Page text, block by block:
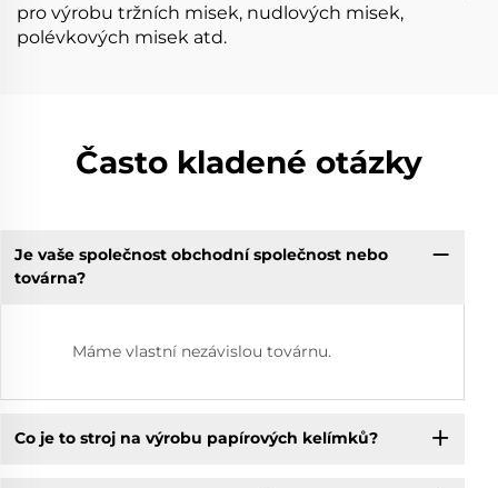
pro výrobu tržních misek, nudlových misek,
polévkových misek atd.
Často kladené otázky
Je vaše společnost obchodní společnost nebo
továrna?
Máme vlastní nezávislou továrnu.
Co je to stroj na výrobu papírových kelímků?